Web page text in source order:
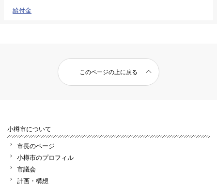
給付金
このページの上に戻る
小樽市について
市長のページ
小樽市のプロフィル
市議会
計画・構想